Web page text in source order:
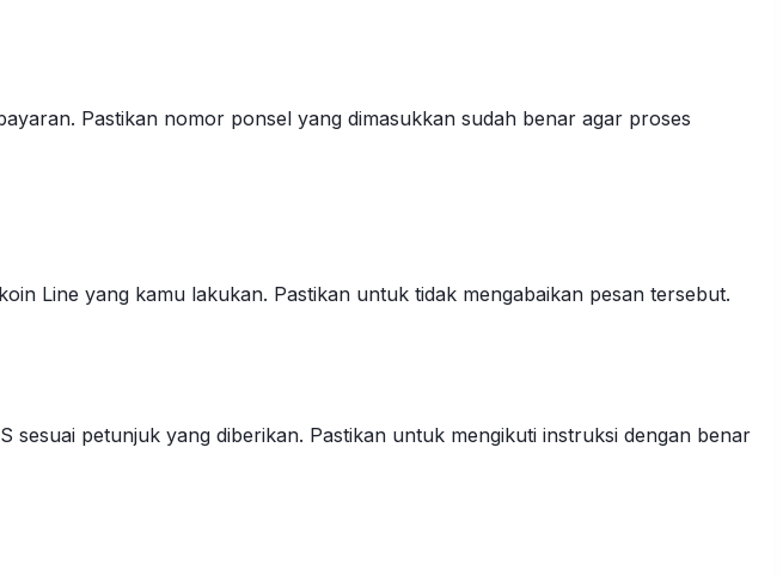
Pastikan nomor ponsel yang dimasukkan sudah benar agar proses
Line yang kamu lakukan. Pastikan untuk tidak mengabaikan pesan tersebut.
petunjuk yang diberikan. Pastikan untuk mengikuti instruksi dengan benar